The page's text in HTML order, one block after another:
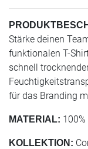
Stärke deinen
funktionalen T-
schnell
für das Branding
MATERIAL:
KOLLEKTION: